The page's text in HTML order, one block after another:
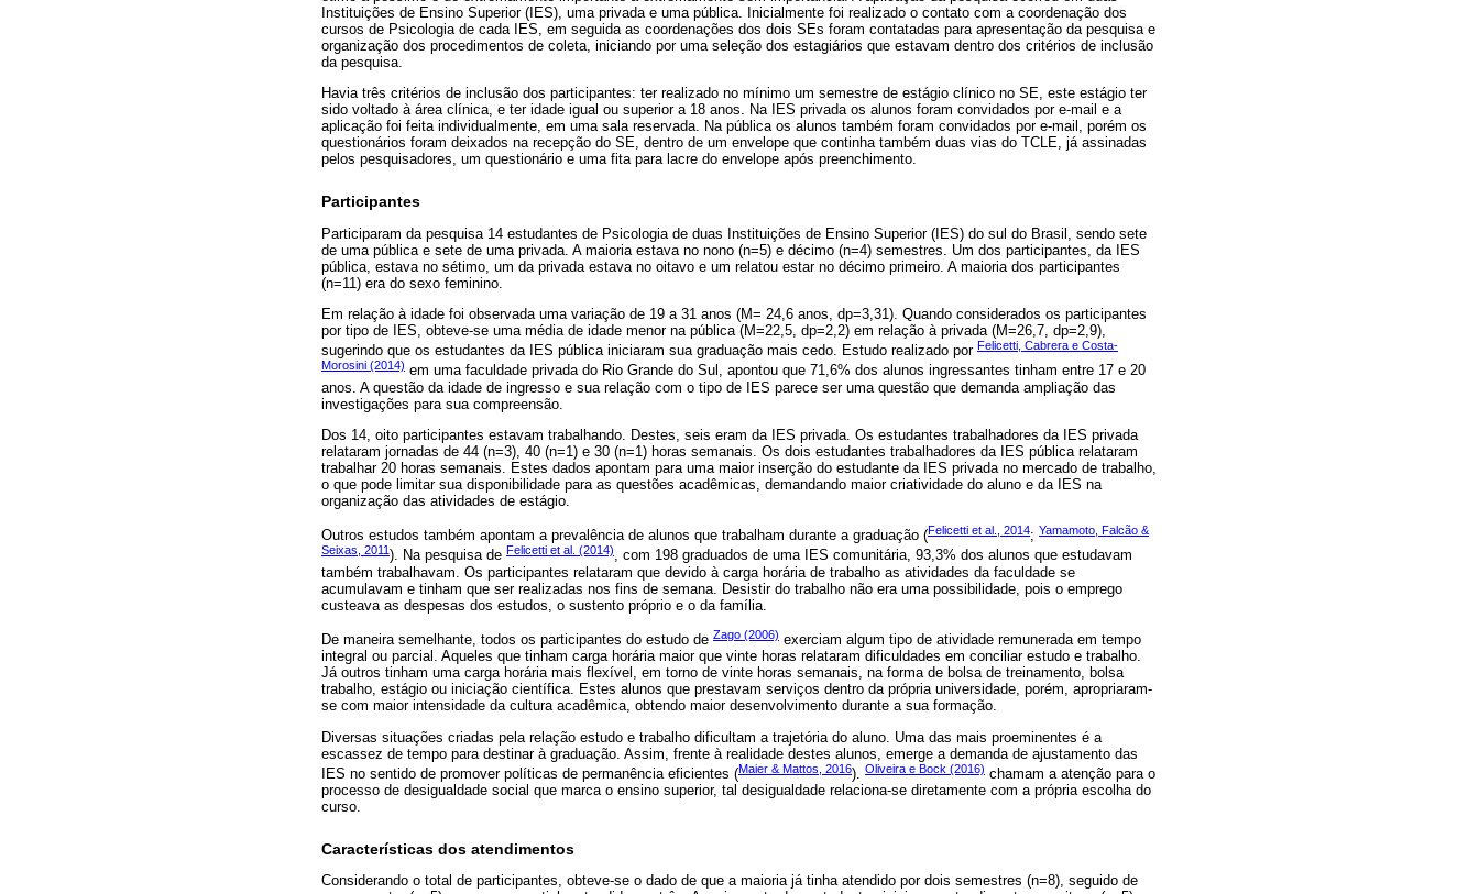
Instituições de Ensino Superior (IES), uma privada e uma pública. Inicialmente foi realizado o contato com a coordenação dos
cursos de Psicologia de cada IES, em seguida as coordenações dos dois SEs foram contatadas para apresentação da pesquisa e
organização dos procedimentos de coleta, iniciando por uma seleção dos estagiários que estavam dentro dos critérios de inclusão
da pesquisa.
Havia três critérios de inclusão dos participantes: ter realizado no mínimo um semestre de estágio clínico no SE, este estágio ter
sido voltado à área clínica, e ter idade igual ou superior a 18 anos. Na IES privada os alunos foram convidados por e-mail e a
aplicação foi feita individualmente, em uma sala reservada. Na pública os alunos também foram convidados por e-mail, porém os
questionários foram deixados na recepção do SE, dentro de um envelope que continha também duas vias do TCLE, já assinadas
pelos pesquisadores, um questionário e uma fita para lacre do envelope após preenchimento.
Participantes
Participaram da pesquisa 14 estudantes de Psicologia de duas Instituições de Ensino Superior (IES) do sul do Brasil, sendo sete
de uma pública e sete de uma privada. A maioria estava no nono (n=5) e décimo (n=4) semestres. Um dos participantes, da IES
pública, estava no sétimo, um da privada estava no oitavo e um relatou estar no décimo primeiro. A maioria dos participantes
(n=11) era do sexo feminino.
Em relação à idade foi observada uma variação de 19 a 31 anos (M= 24,6 anos, dp=3,31). Quando considerados os participantes
por tipo de IES, obteve-se uma média de idade menor na pública (M=22,5, dp=2,2) em relação à privada (M=26,7, dp=2,9),
sugerindo que os estudantes da IES pública iniciaram sua graduação mais cedo. Estudo realizado por Felicetti, Cabrera e Costa-
Morosini (2014) em uma faculdade privada do Rio Grande do Sul, apontou que 71,6% dos alunos ingressantes tinham entre 17 e 20
anos. A questão da idade de ingresso e sua relação com o tipo de IES parece ser uma questão que demanda ampliação das
investigações para sua compreensão.
Dos 14, oito participantes estavam trabalhando. Destes, seis eram da IES privada. Os estudantes trabalhadores da IES privada
relataram jornadas de 44 (n=3), 40 (n=1) e 30 (n=1) horas semanais. Os dois estudantes trabalhadores da IES pública relataram
trabalhar 20 horas semanais. Estes dados apontam para uma maior inserção do estudante da IES privada no mercado de trabalho,
o que pode limitar sua disponibilidade para as questões acadêmicas, demandando maior criatividade do aluno e da IES na
organização das atividades de estágio.
Outros estudos também apontam a prevalência de alunos que trabalham durante a graduação (Felicetti et al., 2014; Yamamoto, Falcão &
Seixas, 2011). Na pesquisa de Felicetti et al. (2014), com 198 graduados de uma IES comunitária, 93,3% dos alunos que estudavam
também trabalhavam. Os participantes relataram que devido à carga horária de trabalho as atividades da faculdade se
acumulavam e tinham que ser realizadas nos fins de semana. Desistir do trabalho não era uma possibilidade, pois o emprego
custeava as despesas dos estudos, o sustento próprio e o da família.
De maneira semelhante, todos os participantes do estudo de Zago (2006) exerciam algum tipo de atividade remunerada em tempo
integral ou parcial. Aqueles que tinham carga horária maior que vinte horas relataram dificuldades em conciliar estudo e trabalho.
Já outros tinham uma carga horária mais flexível, em torno de vinte horas semanais, na forma de bolsa de treinamento, bolsa
trabalho, estágio ou iniciação científica. Estes alunos que prestavam serviços dentro da própria universidade, porém, apropriaram-
se com maior intensidade da cultura acadêmica, obtendo maior desenvolvimento durante a sua formação.
Diversas situações criadas pela relação estudo e trabalho dificultam a trajetória do aluno. Uma das mais proeminentes é a
escassez de tempo para destinar à graduação. Assim, frente à realidade destes alunos, emerge a demanda de ajustamento das
IES no sentido de promover políticas de permanência eficientes (Maier & Mattos, 2016). Oliveira e Bock (2016) chamam a atenção para o
processo de desigualdade social que marca o ensino superior, tal desigualdade relaciona-se diretamente com a própria escolha do
curso.
Características dos atendimentos
Considerando o total de participantes, obteve-se o dado de que a maioria já tinha atendido por dois semestres (n=8), seguido de